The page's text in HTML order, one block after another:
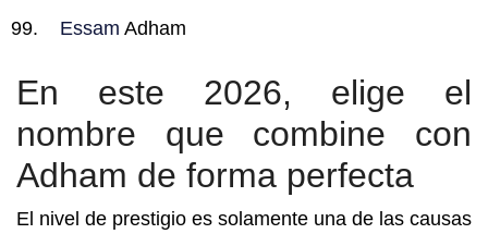
Essam Adham
En este 2026, elige el
nombre que combine con
Adham de forma perfecta
El nivel de prestigio es solamente una de las causas